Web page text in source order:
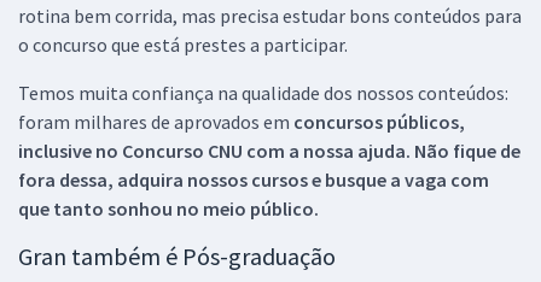
rotina bem corrida, mas precisa estudar bons conteúdos para
o concurso que está prestes a participar.
Temos muita confiança na qualidade dos nossos conteúdos:
foram milhares de aprovados em concursos públicos,
inclusive no Concurso CNU com a nossa ajuda. Não fique de
fora dessa, adquira nossos cursos e busque a vaga com
que tanto sonhou no meio público.
Gran também é Pós-graduação